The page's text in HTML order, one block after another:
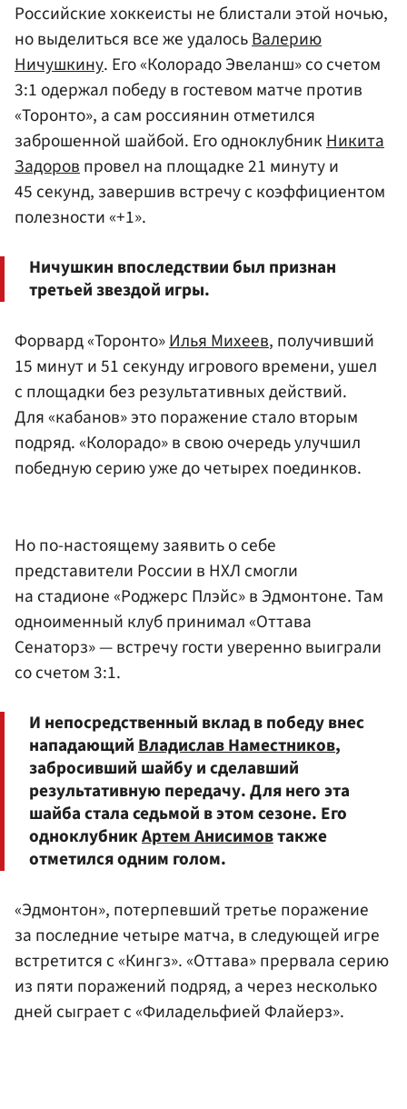
Российские хоккеисты не блистали этой ночью,
но выделиться все же удалосьВалерию
Ничушкину. Его «Колорадо Эвеланш» со счетом
3:1 одержал победу в гостевом матче против
«Торонто», а сам россиянин отметился
заброшенной шайбой. Его одноклубникНикита
Задоровпровел на площадке 21 минуту и
45 секунд, завершив встречу с коэффициентом
полезности «+1».
Ничушкин впоследствии был признан
третьей звездой игры.
Форвард «Торонто»Илья Михеев, получивший
15 минут и 51 секунду игрового времени, ушел
с площадки без результативных действий.
Для «кабанов» это поражение стало вторым
подряд. «Колорадо» в свою очередь улучшил
победную серию уже до четырех поединков.
Но по-настоящему заявить о себе
представители России в НХЛ смогли
на стадионе «Роджерс Плэйс» в Эдмонтоне. Там
одноименный клуб принимал «Оттава
Сенаторз» — встречу гости уверенно выиграли
со счетом 3:1.
И непосредственный вклад в победу внес
нападающийВладислав Наместников,
забросивший шайбу и сделавший
результативную передачу. Для него эта
шайба стала седьмой в этом сезоне. Его
одноклубникАртем Анисимовтакже
отметился одним голом.
«Эдмонтон», потерпевший третье поражение
за последние четыре матча, в следующей игре
встретится с «Кингз». «Оттава» прервала серию
из пяти поражений подряд, а через несколько
дней сыграет с «Филадельфией Флайерз».